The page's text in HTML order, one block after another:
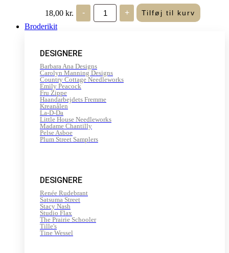
18,00 kr. -
Gütermann
Ritråd
-
antal
+ Tilføj til kurv
Broderikit
DESIGNERE
Barbara Ana Designs
Carolyn Manning Designs
Country Cottage Needleworks
Emily Peacock
Fru Zippe
Haandarbejdets Fremme
Kreanålen
La-D-Da
Little House Needleworks
Madame Chantilly
Pelse Asboe
Plum Street Samplers
DESIGNERE
Renée Rudebrant
Satsuma Street
Stacy Nash
Studio Flax
The Prairie Schooler
Tille's
Tine Wessel